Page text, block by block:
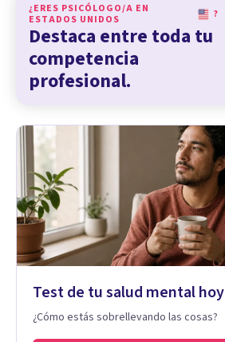
¿ERES PSICÓLOGO/A EN
ESTADOS UNIDOS
?
Destaca entre toda tu
competencia
profesional.
Test de tu salud mental hoy
¿Cómo estás sobrellevando las cosas?